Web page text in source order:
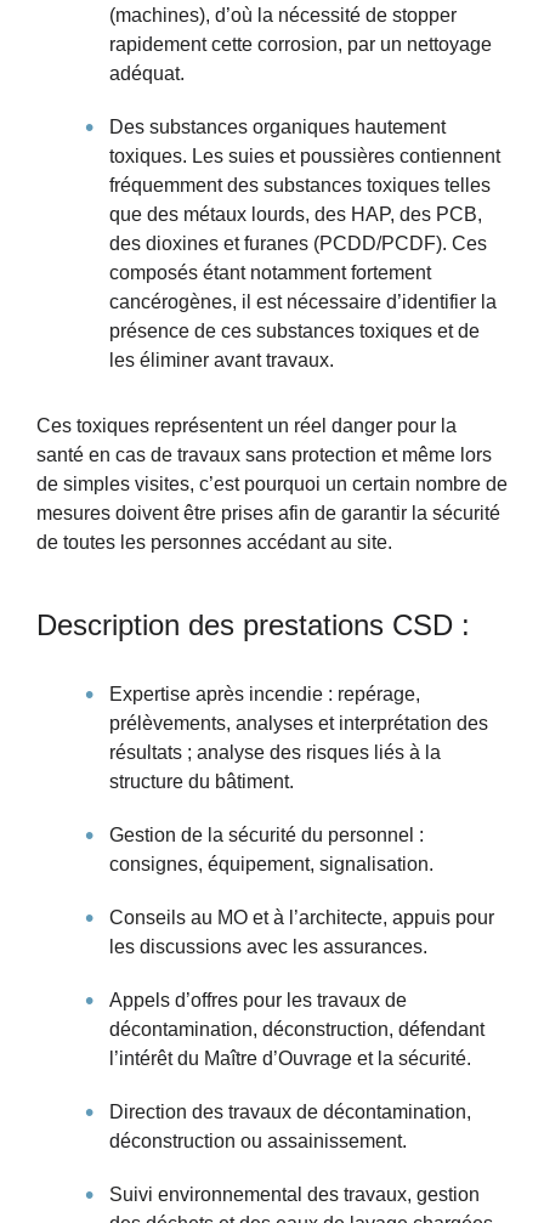
(machines), d’où la nécessité de stopper
rapidement cette corrosion, par un nettoyage
adéquat.
Des substances organiques hautement
toxiques. Les suies et poussières contiennent
fréquemment des substances toxiques telles
que des métaux lourds, des HAP, des PCB,
des dioxines et furanes (PCDD/PCDF). Ces
composés étant notamment fortement
cancérogènes, il est nécessaire d’identifier la
présence de ces substances toxiques et de
les éliminer avant travaux.
Ces toxiques représentent un réel danger pour la
santé en cas de travaux sans protection et même lors
de simples visites, c’est pourquoi un certain nombre de
mesures doivent être prises afin de garantir la sécurité
de toutes les personnes accédant au site.
Description des prestations CSD :
Expertise après incendie : repérage,
prélèvements, analyses et interprétation des
résultats ; analyse des risques liés à la
structure du bâtiment.
Gestion de la sécurité du personnel :
consignes, équipement, signalisation.
Conseils au MO et à l’architecte, appuis pour
les discussions avec les assurances.
Appels d’offres pour les travaux de
décontamination, déconstruction, défendant
l’intérêt du Maître d’Ouvrage et la sécurité.
Direction des travaux de décontamination,
déconstruction ou assainissement.
Suivi environnemental des travaux, gestion